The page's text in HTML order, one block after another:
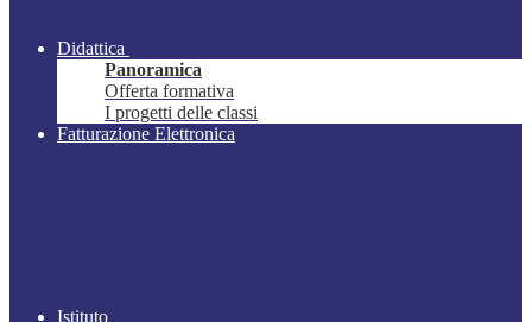
Didattica
Panoramica
Offerta formativa
I progetti delle classi
Fatturazione Elettronica
Istituto